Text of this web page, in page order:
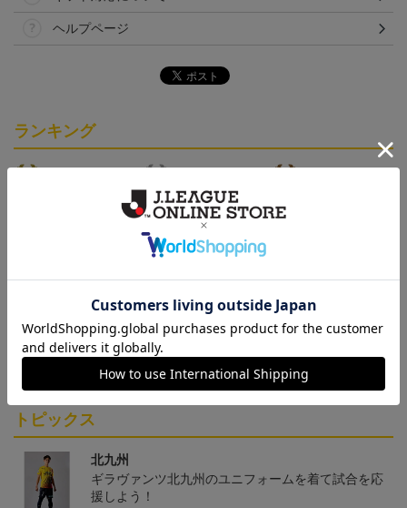
ヘルプページ
ランキング
「2026/27シーズン 明治
安田J3リーグ」オーセン
ティックユニフォームFP
1st
19,800円～24,500円
NEW
ギラヴァンツ北九州 キ
2,500円
カチュウ タオルマフラー
2,500円
トピックス
北九州
ギラヴァンツ北九州のユニフォームを着て試合を応
援しよう！